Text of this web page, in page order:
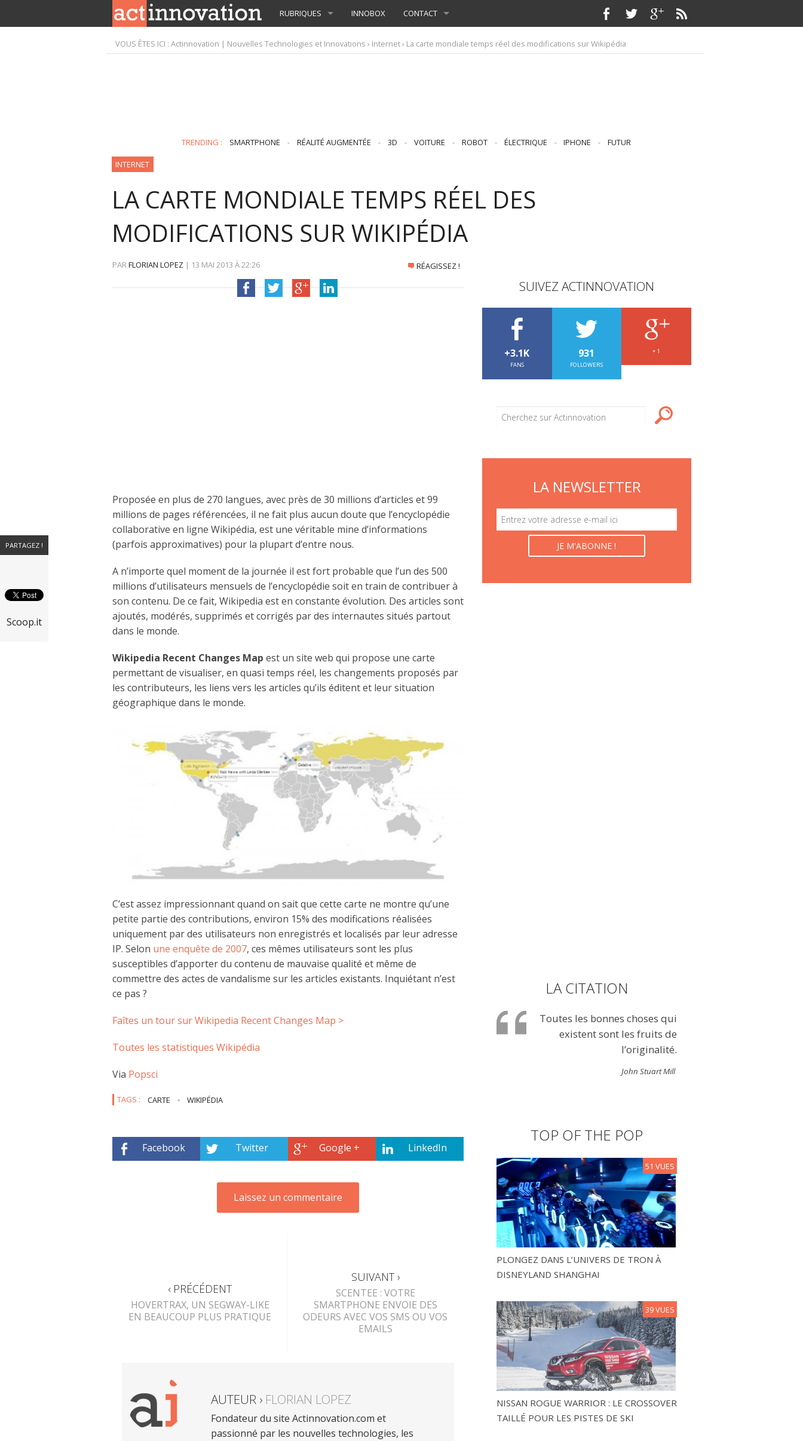
RUBRIQUES INNOBOX CONTACT
VOUS ÊTES ICI :Actinnovation | Nouvelles Technologies et Innovations › Internet› La carte mondiale temps réel des modifications sur Wikipédia
TRENDING : SMARTPHONE - RÉALITÉ AUGMENTÉE - 3D - VOITURE - ROBOT - ÉLECTRIQUE - IPHONE - FUTUR
INTERNET
LA CARTE MONDIALE TEMPS RÉEL DES
MODIFICATIONS SUR WIKIPÉDIA
PARFLORIAN LOPEZ | 13 MAI 2013 À22:26 RÉAGISSEZ !
Proposée en plus de 270 langues, avec près de 30 millions d’articles et 99
millions de pages référencées, il ne fait plus aucun doute que l’encyclopédie
collaborative en ligne Wikipédia, est une véritable mine d’informations
(parfois approximatives) pour la plupart d’entre nous.
A n’importe quel moment de la journée il est fort probable que l’un des 500
millions d’utilisateurs mensuels de l’encyclopédie soit en train de contribuer à
son contenu. De ce fait, Wikipedia est en constante évolution. Des articles sont
ajoutés, modérés, supprimés et corrigés par des internautes situés partout
dans le monde.
Wikipedia Recent Changes Map est un site web qui propose une carte
permettant de visualiser, en quasi temps réel, les changements proposés par
les contributeurs, les liens vers les articles qu’ils éditent et leur situation
géographique dans le monde.
C’est assez impressionnant quand on sait que cette carte ne montre qu’une
petite partie des contributions, environ 15% des modifications réalisées
uniquement par des utilisateurs non enregistrés et localisés par leur adresse
IP. Selon une enquête de 2007, ces mêmes utilisateurs sont les plus
susceptibles d’apporter du contenu de mauvaise qualité et même de
commettre des actes de vandalisme sur les articles existants. Inquiétant n’est
ce pas ?
Faîtes un tour sur Wikipedia Recent Changes Map >
Toutes les statistiques Wikipédia
Via Popsci
TAGS : CARTE - WIKIPÉDIA
Facebook Twitter Google + LinkedIn
‹ PRÉCÉDENT
HOVERTRAX, UN SEGWAY-LIKE
EN BEAUCOUP PLUS PRATIQUE
SUIVANT ›
SCENTEE : VOTRE
SMARTPHONE ENVOIE DES
ODEURS AVEC VOS SMS OU VOS
EMAILS
AUTEUR › FLORIAN LOPEZ
Fondateur du site Actinnovation.com et
passionné par les nouvelles technologies, les
SUIVEZ ACTINNOVATION
+3.1K
FANS
931
FOLLOWERS
+ 1
LA NEWSLETTER
LA CITATION
Toutes les bonnes choses qui
existent sont les fruits de
l’originalité.
John Stuart Mill
TOP OF THE POP
PLONGEZ DANS L’UNIVERS DE TRON À
DISNEYLAND SHANGHAI
51 VUES
NISSAN ROGUE WARRIOR : LE CROSSOVER
TAILLÉ POUR LES PISTES DE SKI
39 VUES
PARTAGEZ !
Scoop.it